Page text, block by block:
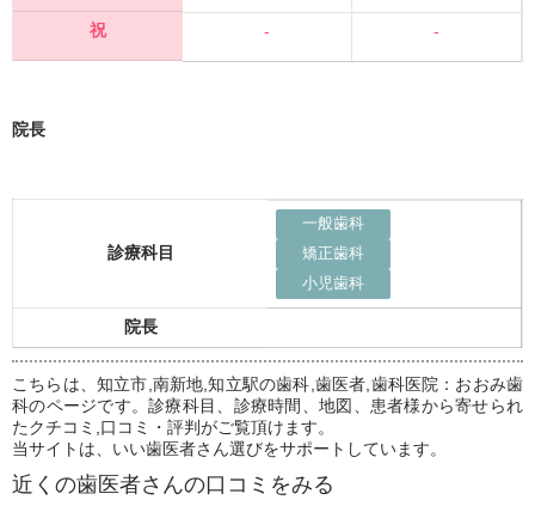
祝 - -
院長
診療科目
一般歯科
矯正歯科
小児歯科
院長
こちらは、知立市,南新地,知立駅の歯科,歯医者,歯科医院：おおみ歯
科のページです。診療科目、診療時間、地図、患者様から寄せられ
たクチコミ,口コミ・評判がご覧頂けます。
当サイトは、いい歯医者さん選びをサポートしています。
近くの歯医者さんの口コミをみる